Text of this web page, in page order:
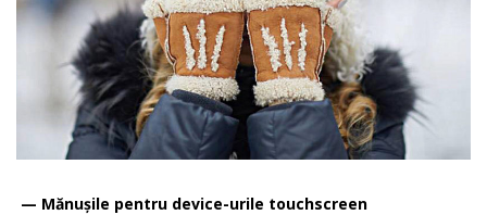
— Mănușile pentru device-urile touchscreen